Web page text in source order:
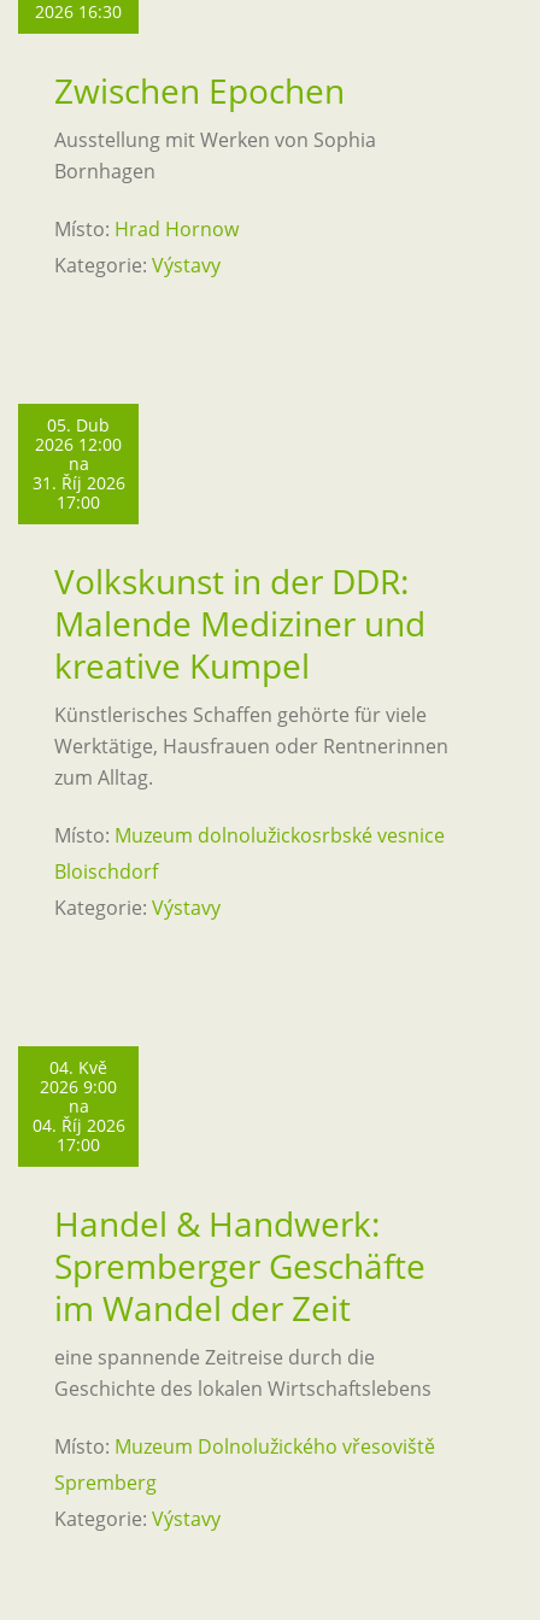
2026 16:30
Zwischen Epochen
Ausstellung mit Werken von Sophia
Bornhagen
Místo: Hrad Hornow
Kategorie: Výstavy
05. Dub
2026 12:00
na
31. Říj 2026
17:00
Volkskunst in der DDR:
Malende Mediziner und
kreative Kumpel
Künstlerisches Schaffen gehörte für viele
Werktätige, Hausfrauen oder Rentnerinnen
zum Alltag.
Místo: Muzeum dolnolužickosrbské vesnice
Bloischdorf
Kategorie: Výstavy
04. Kvě
2026 9:00
na
04. Říj 2026
17:00
Handel & Handwerk:
Spremberger Geschäfte
im Wandel der Zeit
eine spannende Zeitreise durch die
Geschichte des lokalen Wirtschaftslebens
Místo: Muzeum Dolnolužického vřesoviště
Spremberg
Kategorie: Výstavy